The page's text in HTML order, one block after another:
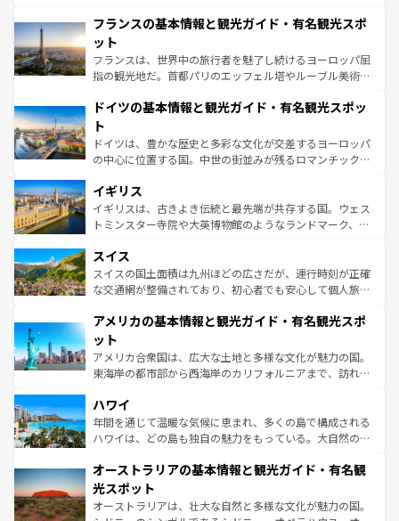
なお、新着のイタリア情報はコンテンツ一覧を参照してほ
しい。
文化が根付くこの国では、情熱的なフラメンコ、熱気あふ
れる闘牛、そして美味しいタパスが生活の一部となってい
る。首都マドリードの洗練された雰囲気や、バルセロナの
アートに溢れた街角から、地方では古代ローマ遺跡や中世
せる。地方によって風土や気候が異なるスペインはその個
ンテンツ一覧 を参照してほしい。
フランスの基本情報と観光ガイド・有名観光スポ
ット
フランスは、世界中の旅行者を魅了し続けるヨーロッパ屈
指の観光地だ。首都パリのエッフェル塔やルーブル美術館
で、幅広い魅力が詰まっている。華麗な宮殿、歴史的な大
聖堂、美しいビーチ、そして豊かな自然が、訪れる者を心
から魅了する。また、フランスは美食の国としても知ら
れ、フランス料理はユネスコ無形文化遺産にも登録されて
香り高いラベンダー畑など、多彩な楽しみ方が可能だ。さ
らに、パリ以外の地域にも魅力が溢れており、どの街角に
も豊かな歴史と文化が息づいている。パリ以外の個性あふ
を参照してほしい。
ドイツの基本情報と観光ガイド・有名観光スポッ
ト
ドイツは、豊かな歴史と多彩な文化が交差するヨーロッパ
の中心に位置する国。中世の街並みが残るロマンチック街
顔を持つこの国は、どこを歩いても飽きることがない。ベ
ルリンの文化的活気、バイエルン州のアルプスの絶景、そ
してライン川沿いのワイン畑といった風景は必見。ビール
は、お酒好きな人にはぜひ体験してほしい。 なお、新着の
ドイツ情報はコンテンツ一覧を参照してほしい。
イギリス
イギリスは、古きよき伝統と最先端が共存する国。ウェス
トミンスター寺院や大英博物館のようなランドマーク、歴
リアごとに異なる魅力がある。また、優雅なアフタヌーン
ティー、ビール好きにはたまらない英国パブ、サッカー観
戦など、本場だからこそできる体験も豊富。イギリスを旅
ンツ一覧を参照してほしい。
スイス
スイスの国土面積は九州ほどの広さだが、運行時刻が正確
な交通網が整備されており、初心者でも安心して個人旅行
の建物がそのまま残る町や、スイスならではのユニークな
博物館もあり、アルプス観光だけでなく町歩きも満喫する
ことができる。国民の所得が高いため物価も高いが、旅行
者向けの交通パス提供のサービスもあり、うまく活用すれ
着のスイス情報は
アメリカの基本情報と観光ガイド・有名観光スポ
ット
アメリカ合衆国は、広大な土地と多様な文化が魅力の国。
東海岸の都市部から西海岸のカリフォルニアまで、訪れる
のような巨大都市は、観光、ショッピング、エンターテイ
ンメントが詰まった刺激的なスポットだ。一方、アメリカ
西部には大自然が広がり、グランドキャニオンやイエロー
部のニューオーリンズでは、音楽と美食が融合した独特の
文化が魅力。旅行者はアメリカの各地域で異なる魅力を楽
しみながら、その多様性と豊かな歴史を感じることができ
るだろう。車でのロードトリップや列車の旅も、アメリカ
ハワイ
年間を通じて温暖な気候に恵まれ、多くの島で構成される
ハワイは、どの島も独自の魅力をもっている。大自然の神
ワイ島は見逃せない。また、定番の観光地といえばオアフ
島だが、静かな自然を求めるならマウイ島やカウアイ島が
おすすめ。エメラルドグリーンに輝く海をはじめ、豊かな
文化や歴史が息づいている。「アロハスピリット」と呼ば
オーストラリアの基本情報と観光ガイド・有名観
光スポット
オーストラリアは、壮大な自然と多様な文化が魅力の国。